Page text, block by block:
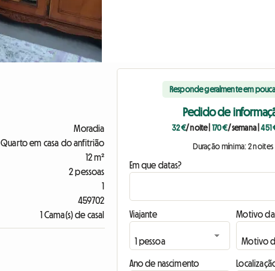
Moradia
Quarto em casa do anfitrião
12 m²
2 pessoas
1
459702
1 Cama(s) de casal
Responde geralmente em
Pedido de
32 €/ noite| 170 €/ semana|451
Duração mínima: 2 noites
Em que datas?
Viajante Motivo
Ano de nascimento